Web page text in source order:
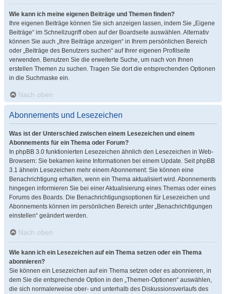
Wie kann ich meine eigenen Beiträge und Themen finden?
Ihre eigenen Beiträge können Sie sich anzeigen lassen, indem Sie „Eigene
Beiträge“ im Schnellzugriff oben auf der Boardseite auswählen. Alternativ
können Sie auch „Ihre Beiträge anzeigen“ in Ihrem persönlichen Bereich
oder „Beiträge des Benutzers suchen“ auf Ihrer eigenen Profilseite
verwenden. Benutzen Sie die erweiterte Suche, um nach von Ihnen
erstellen Themen zu suchen. Tragen Sie dort die entsprechenden Optionen
in die Suchmaske ein.
Nach oben
Abonnements und Lesezeichen
Was ist der Unterschied zwischen einem Lesezeichen und einem
Abonnements für ein Thema oder Forum?
In phpBB 3.0 funktionierten Lesezeichen ähnlich den Lesezeichen in Web-
Browsern: Sie bekamen keine Informationen bei einem Update. Seit phpBB
3.1 ähneln Lesezeichen mehr einem Abonnement: Sie können eine
Benachrichtigung erhalten, wenn ein Thema aktualisiert wird. Abonnements
hingegen informieren Sie bei einer Aktualisierung eines Themas oder eines
Forums des Boards. Die Benachrichtigungsoptionen für Lesezeichen und
Abonnements können im persönlichen Bereich unter „Benachrichtigungen
einstellen“ geändert werden.
Nach oben
Wie kann ich ein Lesezeichen auf ein Thema setzen oder ein Thema
abonnieren?
Sie können ein Lesezeichen auf ein Thema setzen oder es abonnieren, in
dem Sie die entsprechende Option in den „Themen-Optionen“ auswählen,
die sich normalerweise ober- und unterhalb des Diskussionsverlaufs des